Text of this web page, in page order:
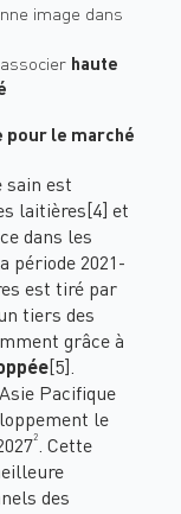
image dans
haute
pour le marché
sain est
laitières[4] et
dans les
période 2021-
est tiré par
tiers des
grâce à
[5]
Pacifique
le
2
. Cette
des